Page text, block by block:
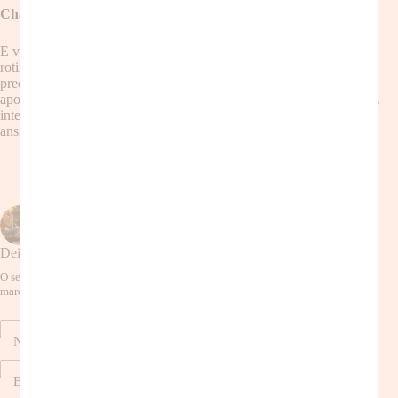
Chamada para interação:
E você, mãe, como se sente sobre incorporar a meditação na sua
rotina? Compartilhe sua experiência, seus desafios e suas dicas
preciosas nos comentários abaixo! Vamos criar uma comunidade de
apoio e inspiração para que todas as mães possam encontrar sua paz
interior e desfrutar de uma maternidade mais leve e plena! Aguardo
ansiosamente sua contribuição!
Deixe um comentário
O seu endereço de e-mail não será publicado.
marcados com
Nome
E-mail